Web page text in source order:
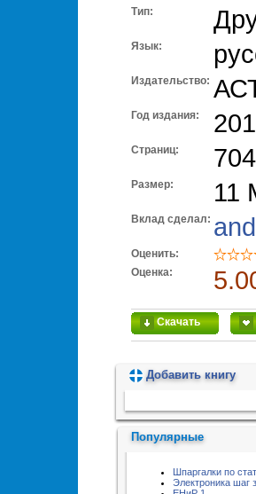
Тип:
Язык:
Издательство:
Год издания:
Cтраниц: 704
Размер: 11
Вклад сделал:
Оценить:
Оценка:
Скачать
Добавить книгу
Популярные
Шпаргалки по
Электроника шаг